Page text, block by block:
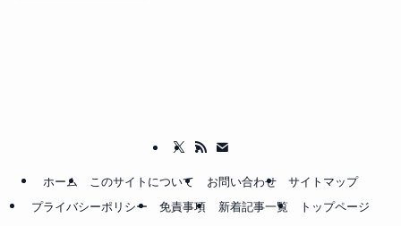
ホーム このサイトについて お問い合わせ
サイトマップ
プライバシーポリシー
免責事項 新着記事一覧 トップページ